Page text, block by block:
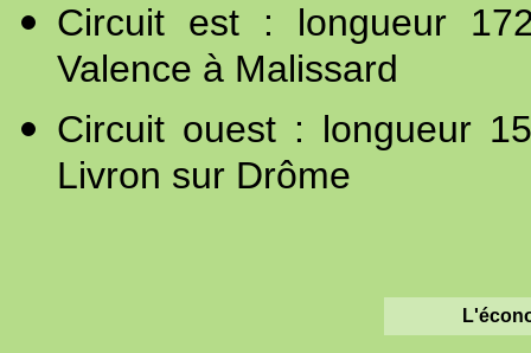
Circuit est : longueur
Valence à Malissard
Circuit ouest : longueur
Livron sur Drôme